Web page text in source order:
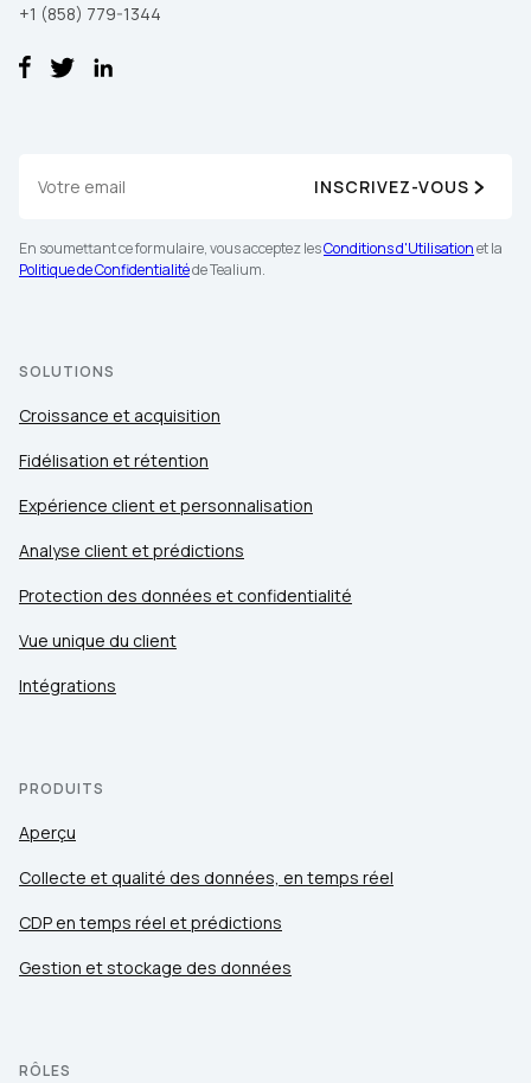
+1 (858) 779-1344
INSCRIVEZ-VOUS
En soumettant ce formulaire, vous acceptez lesConditions d'Utilisationet la
Politique de Confidentialitéde Tealium.
SOLUTIONS
Croissance et acquisition
Fidélisation et rétention
Expérience client et personnalisation
Analyse client et prédictions
Protection des données et confidentialité
Vue unique du client
Intégrations
PRODUITS
Aperçu
Collecte et qualité des données, en temps réel
CDP en temps réel et prédictions
Gestion et stockage des données
RÔLES